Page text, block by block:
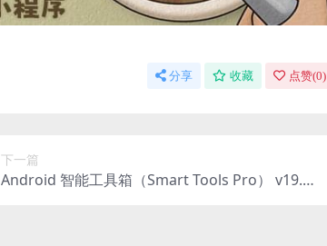
分享 收藏 点赞(0)
下一篇
Android 智能工具箱（Smart Tools Pro） v19.9